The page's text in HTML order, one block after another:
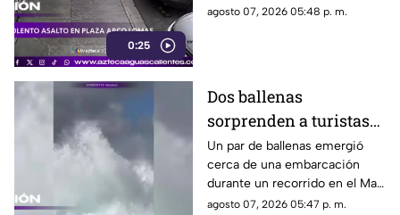
0:25
El ataque quedó registrado por
agosto 07, 2026 05:48 p. m.
Dos ballenas
sorprenden a turistas
durante avistamiento
en el Mar de Cortés
Un par de ballenas emergió
cerca de una embarcación
durante un recorrido en el Mar
de Cortés. El avistamiento fue
agosto 07, 2026 05:47 p. m.